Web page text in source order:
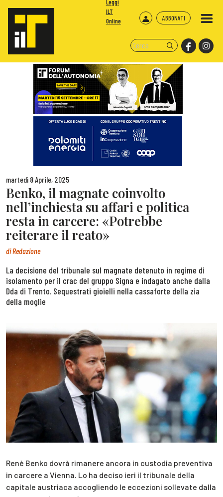
ABBONATI
Leggi
ILT
Online
martedì 8 Aprile, 2025
Benko, il magnate coinvolto
nell’inchiesta su affari e politica
resta in carcere: «Potrebbe
reiterare il reato»
diRedazione
La decisione del tribunale sul magnate detenuto in regime di
isolamento per il crac del gruppo Signa e indagato anche dalla
Dda di Trento. Sequestrati gioielli nella cassaforte della zia
della moglie
Renè Benko dovrà rimanere ancora in custodia preventiva
in carcere a Vienna. Lo ha deciso ieri il tribunale della
capitale austriaca accogliendo le eccezioni sollevate dalla